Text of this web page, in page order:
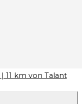
| 11 km von Talant